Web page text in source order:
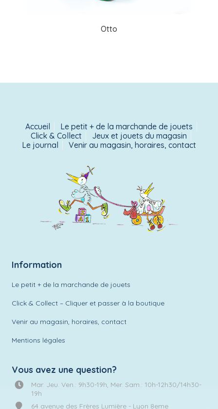
Otto
Accueil
Le petit + de la marchande de jouets
Click & Collect
Jeux et jouets du magasin
Le journal
Venir au magasin, horaires, contact
Information
Le petit + de la marchande de jouets
Click & Collect – Cliquer et passer à la boutique
Venir au magasin, horaires, contact
Mentions légales
Vous avez une question?
Mar. Jeu. Ven.: 9h30-19h, Mer. Sam.: 10h-12h30/14h30-
19h
64 avenue des Frères Lumière - Lyon 8eme